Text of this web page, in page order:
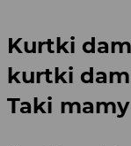
Kurtki
kurtki
Taki